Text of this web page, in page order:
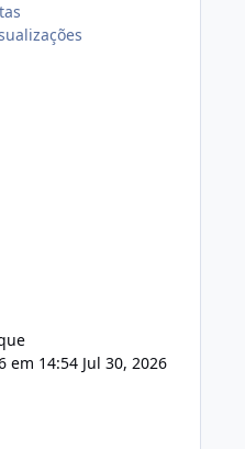
referente
(versão atualmente em
em 14:54 Jul 30, 2026